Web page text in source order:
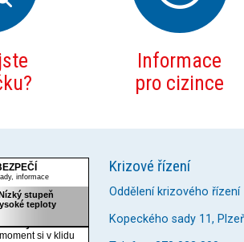
Informace
pro cizince
Krizové řízení
Oddělení krizového řízení
Kopeckého sady 11,